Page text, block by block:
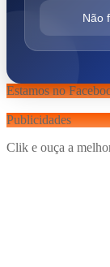
Não
Estamos no
Publicidades
Clik e ouça a